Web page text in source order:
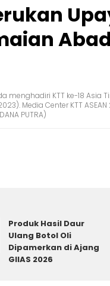
menghadiri KTT ke-18 Asia
Media Center KTT
PUTRA)
Produk Hasil Daur
Ulang Botol Oli
Dipamerkan di Ajang
GIIAS 2026